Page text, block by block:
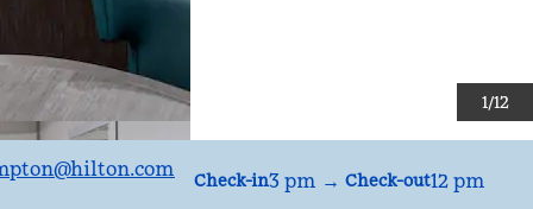
1/12
@hilton.com Check-in3 pm → Check-out12 pm